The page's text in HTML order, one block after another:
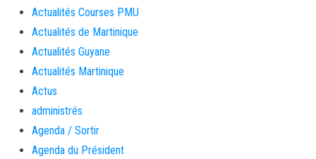
Actualités Courses PMU
Actualités de Martinique
Actualités Guyane
Actualités Martinique
Actus
administrés
Agenda / Sortir
Agenda du Président